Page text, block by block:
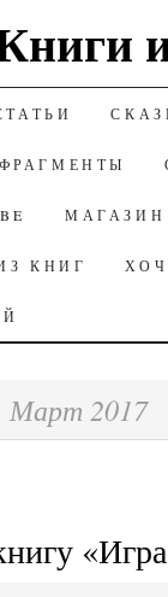
МАГАЗИН
КНИГ
Март 2017